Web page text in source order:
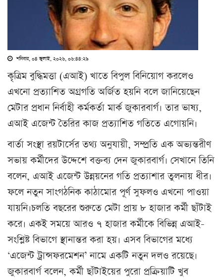
শনিবার, ০৪ জুলাই, ২০২৬, ০৬:৪৪:২৯
কৃত্রিম বুদ্ধিমত্তা (এআই) খাতে বিপুল বিনিয়োগ করলেও
এখনো প্রত্যাশিত অগ্রগতি অর্জিত হয়নি বলে জানিয়েছেন
মেটার প্রধান নির্বাহী কর্মকর্তা মার্ক জুকারবার্গ। তার ভাষ্য,
এআই এজেন্ট তৈরির কাজ প্রত্যাশিত গতিতে এগোয়নি।
বার্তা সংস্থা রয়টার্সের তথ্য অনুযায়ী, সম্প্রতি এক অভ্যন্তরীণ
সভায় কর্মীদের উদ্দেশে বক্তব্য দেন জুকারবার্গ। সেখানে তিনি
বলেন, এআই এজেন্ট উন্নয়নের গতি প্রত্যাশার তুলনায় ধীর।
ফলে নতুন সাংগঠনিক কাঠামোর পূর্ণ সুফলও এখনো পাওয়া
যায়নি।চলতি বছরের শুরুতে মেটা প্রায় ৮ হাজার কর্মী ছাঁটাই
করে। একই সময়ে আরও ৭ হাজার কর্মীকে বিভিন্ন এআই-
সংশ্লিষ্ট বিভাগে স্থানান্তর করা হয়। এসব বিভাগের মধ্যে
‘এজেন্ট ট্রান্সফরমেশন’ নামে একটি নতুন দলও রয়েছে।
জুকারবার্গ বলেন, কর্মী ছাঁটাইয়ের পুরো প্রক্রিয়াটি খুব